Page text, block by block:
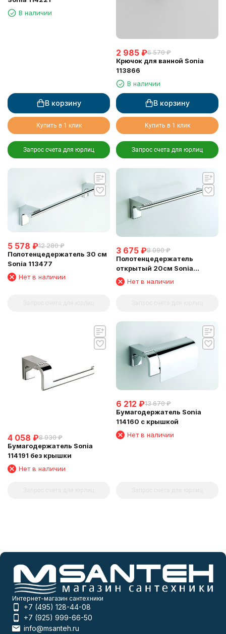
В наличии
В корзину
Купить в 1 клик
Запрос счета для юрлиц
2 985 ₽6 570 ₽
Крючок для ванной Sonia
113866
В наличии
В корзину
Купить в 1 клик
Запрос счета для юрлиц
5 578 ₽12 280 ₽
Полотенцедержатель 30 см
Sonia 113477
Нет в наличии
3 675 ₽8 090 ₽
Полотенцедержатель
открытый 20см Sonia
113897Нет в наличии
4 058 ₽8 930 ₽
Бумагодержатель Sonia
114191 без крышки
Нет в наличии
6 212 ₽13 670 ₽
Бумагодержатель Sonia
114160 с крышкой
Нет в наличии
Интернет-магазин сантехники
+7 (495) 128-44-08
+7 (925) 999-66-50
info@msanteh.ru